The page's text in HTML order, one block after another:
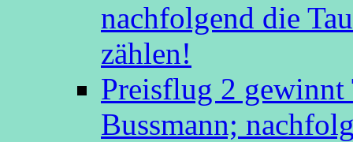
nachfolgend die
zählen!
Preisflug 2 gewinnt
Bussmann;